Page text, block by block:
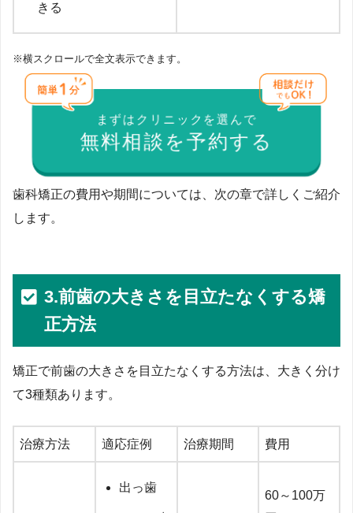
きる
※横スクロールで全文表示できます。
まずはクリニックを選んで
無料相談を予約する
歯科矯正の費用や期間については、次の章で詳しくご紹介
します。
3.前歯の大きさを目立たなくする矯
正方法
矯正で前歯の大きさを目立たなくする方法は、大きく分け
て3種類あります。
治療方法 適応症例 治療期間 費用
出っ歯
60～100万